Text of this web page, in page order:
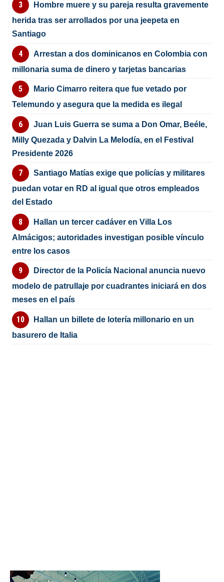
Hombre muere y su pareja resulta gravemente
herida tras ser arrollados por una jeepeta en
Santiago
Arrestan a dos dominicanos en Colombia con
millonaria suma de dinero y tarjetas bancarias
Mario Cimarro reitera que fue vetado por
Telemundo y asegura que la medida es ilegal
Juan Luis Guerra se suma a Don Omar, Beéle,
Milly Quezada y Dalvin La Melodía, en el Festival
Presidente 2026
Santiago Matías exige que policías y militares
puedan votar en RD al igual que otros empleados
del Estado
Hallan un tercer cadáver en Villa Los
Almácigos; autoridades investigan posible vínculo
entre los casos
Director de la Policía Nacional anuncia nuevo
modelo de patrullaje por cuadrantes iniciará en dos
meses en el país
Hallan un billete de lotería millonario en un
basurero de Italia